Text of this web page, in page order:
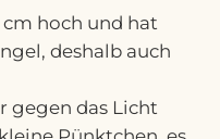
cm hoch und hat
deshalb auch
gegen das Licht